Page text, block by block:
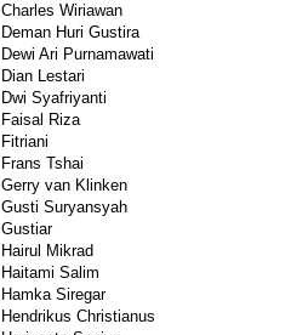
Charles Wiriawan
Deman Huri Gustira
Dewi Ari Purnamawati
Dian Lestari
Dwi Syafriyanti
Faisal Riza
Fitriani
Frans Tshai
Gerry van Klinken
Gusti Suryansyah
Gustiar
Hairul Mikrad
Haitami Salim
Hamka Siregar
Hendrikus Christianus